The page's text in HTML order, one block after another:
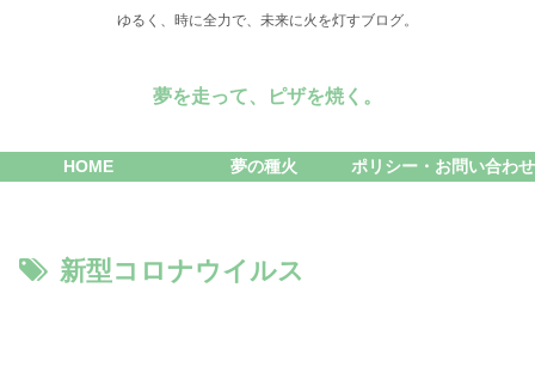
ゆるく、時に全力で、未来に火を灯すブログ。
夢を走って、ピザを焼く。
HOME 夢の種火 ポリシー・お問い合わせ
新型コロナウイルス